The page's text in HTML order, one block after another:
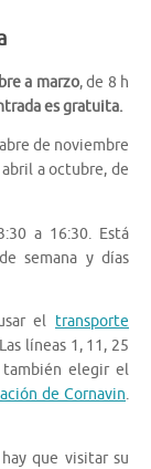
a marzo, de 8 h
es gratuita.
de noviembre
a octubre, de
a 16:30. Está
semana y días
el transporte
líneas 1, 11, 25
elegir el
de Cornavin.
que visitar su